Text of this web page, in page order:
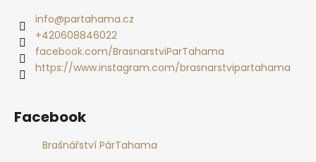
info@partahama.cz
+420608846022
facebook.com/BrasnarstviParTahama
https://www.instagram.com/brasnarstvipartahama
Facebook
Brašnářství PárTahama